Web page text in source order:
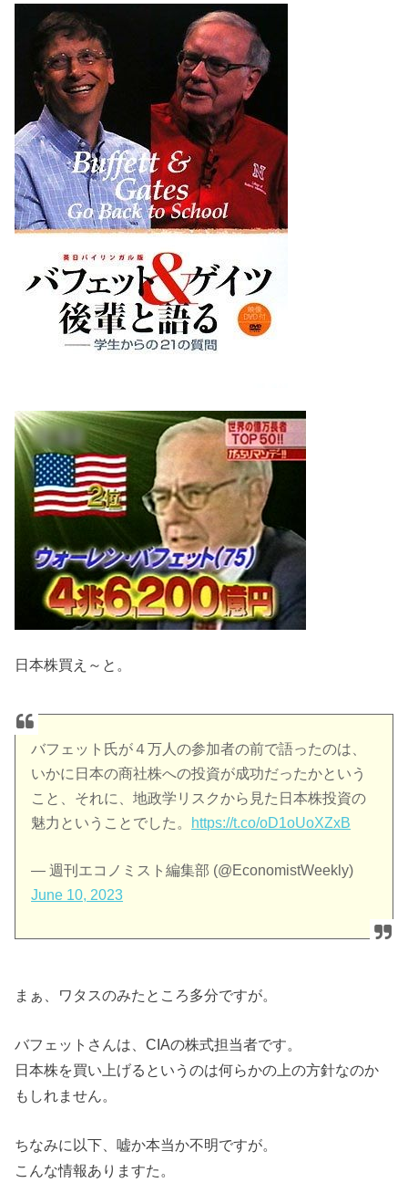
日本株買え～と。
バフェット氏が４万人の参加者の前で語ったのは、
いかに日本の商社株への投資が成功だったかという
こと、それに、地政学リスクから見た日本株投資の
魅力ということでした。
https://t.co/oD1oUoXZxB
— 週刊エコノミスト編集部 (@EconomistWeekly)
June 10, 2023
まぁ、ワタスのみたところ多分ですが。
バフェットさんは、CIAの株式担当者です。
日本株を買い上げるというのは何らかの上の方針なのか
もしれません。
ちなみに以下、嘘か本当か不明ですが。
こんな情報ありますた。